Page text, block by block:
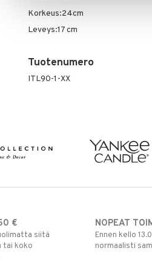
Korkeus:24cm
Leveys:17 cm
Tuotenumero
ITL90-1-XX
€
siitä
koko
NOPEAT
Ennen kello
normaalisti